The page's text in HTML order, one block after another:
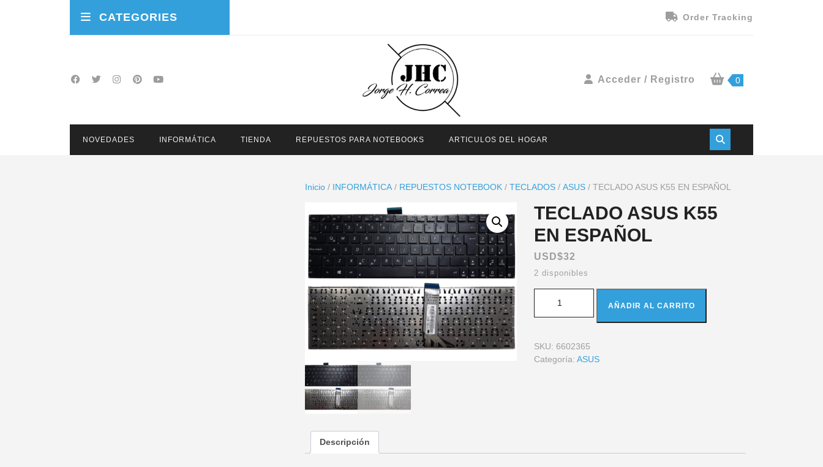
CATEGORIES Order Tracking
Acceder / Registro 0
NOVEDADES INFORMÁTICA TIENDA REPUESTOS PARA NOTEBOOKS ARTICULOS DEL HOGAR
Inicio / INFORMÁTICA / REPUESTOS NOTEBOOK / TECLADOS / ASUS / TECLADO ASUS K55 EN ESPAÑOL
TECLADO ASUS K55
EN ESPAÑOL
USD$32
2 disponibles
AÑADIR AL CARRITO
SKU: 6602365
Categoría:ASUS
Descripción